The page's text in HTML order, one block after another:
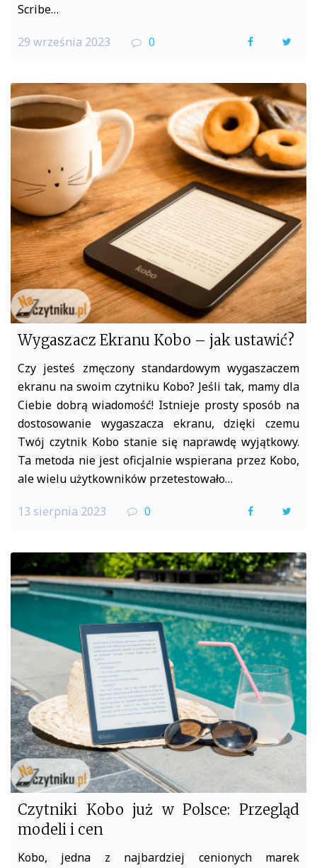
Scribe…
29 września 2023 0
F
c
e
b
o
o
k
i
t
t
e
r
Wygaszacz Ekranu Kobo – jak ustawić?
Czy jesteś zmęczony standardowym wygaszaczem
ekranu na swoim czytniku Kobo? Jeśli tak, mamy dla
Ciebie dobrą wiadomość! Istnieje prosty sposób na
dostosowanie wygaszacza ekranu, dzięki czemu
Twój czytnik Kobo stanie się naprawdę wyjątkowy.
Ta metoda nie jest oficjalnie wspierana przez Kobo,
ale wielu użytkowników przetestowało…
13 sierpnia 2023 0
F
c
e
b
o
o
k
i
t
t
e
Czytniki Kobo już w Polsce: Przegląd
modeli i cen
Kobo, jedna z najbardziej cenionych marek